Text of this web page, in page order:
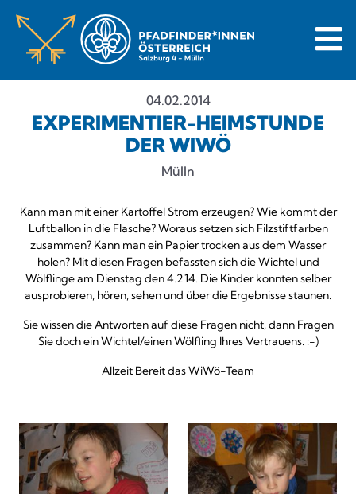
04.02.2014
EXPERIMENTIER-HEIMSTUNDE
DER WIWÖ
Mülln
Kann man mit einer Kartoffel Strom erzeugen? Wie kommt der
Luftballon in die Flasche? Woraus setzen sich Filzstiftfarben
zusammen? Kann man ein Papier trocken aus dem Wasser
holen? Mit diesen Fragen befassten sich die Wichtel und
Wölflinge am Dienstag den 4.2.14. Die Kinder konnten selber
ausprobieren, hören, sehen und über die Ergebnisse staunen.
Sie wissen die Antworten auf diese Fragen nicht, dann Fragen
Sie doch ein Wichtel/einen Wölfling Ihres Vertrauens. :-)
Allzeit Bereit das WiWö-Team